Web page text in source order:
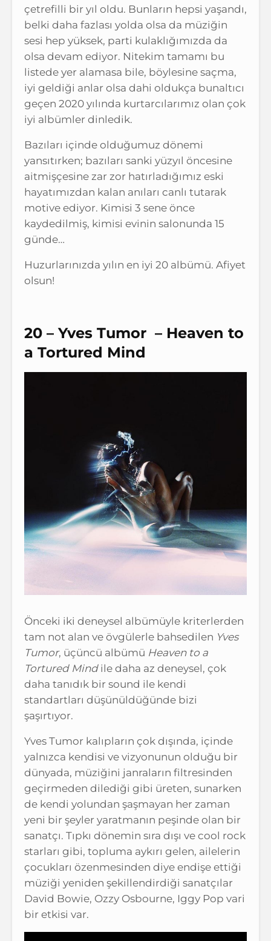
çetrefilli bir yıl oldu. Bunların hepsi yaşandı,
belki daha fazlası yolda olsa da müziğin
sesi hep yüksek, parti kulaklığımızda da
olsa devam ediyor. Nitekim tamamı bu
listede yer alamasa bile, böylesine saçma,
iyi geldiği anlar olsa dahi oldukça bunaltıcı
geçen 2020 yılında kurtarcılarımız olan çok
iyi albümler dinledik.
Bazıları içinde olduğumuz dönemi
yansıtırken; bazıları sanki yüzyıl öncesine
aitmişçesine zar zor hatırladığımız eski
hayatımızdan kalan anıları canlı tutarak
motive ediyor. Kimisi 3 sene önce
kaydedilmiş, kimisi evinin salonunda 15
günde…
Huzurlarınızda yılın en iyi 20 albümü. Afiyet
olsun!
20 – Yves Tumor – Heaven to
a Tortured Mind
Önceki iki deneysel albümüyle kriterlerden
tam not alan ve övgülerle bahsedilen Yves
Tumor, üçüncü albümü Heaven to a
Tortured Mindile daha az deneysel, çok
daha tanıdık bir sound ile kendi
standartları düşünüldüğünde bizi
şaşırtıyor.
Yves Tumor kalıpların çok dışında, içinde
yalnızca kendisi ve vizyonunun olduğu bir
dünyada, müziğini janraların filtresinden
geçirmeden dilediği gibi üreten, sunarken
de kendi yolundan şaşmayan her zaman
yeni bir şeyler yaratmanın peşinde olan bir
sanatçı. Tıpkı dönemin sıra dışı ve cool rock
starları gibi, topluma aykırı gelen, ailelerin
çocukları özenmesinden diye endişe ettiği
müziği yeniden şekillendirdiği sanatçılar
David Bowie, Ozzy Osbourne, Iggy Pop vari
bir etkisi var.